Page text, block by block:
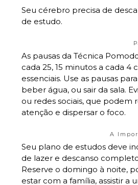
Seu cérebro precisa de
de estudo.
As pausas da Técnica
cada 25, 15 minutos a cada 4
essenciais. Use as pausas
beber água, ou sair da sala.
ou redes sociais, que podem
atenção e dispersar o foco.
A
Seu plano de estudos deve
de lazer e descanso
Reserve o domingo à noite,
estar com a família, assistir a